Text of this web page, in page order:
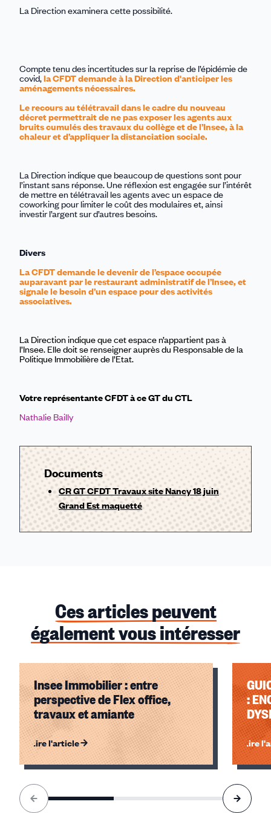
La Direction examinera cette possibilité.
Compte tenu des incertitudes sur la reprise de l’épidémie de
covid,la CFDT demande à laDirection d'anticiper les
aménagements nécessaires.
Le recours au télétravail dans le cadre du nouveau
décret permettrait de ne pas exposer les agents aux
bruits cumulés des travaux du collège et de l’Insee, à la
chaleur et d’appliquer la distanciation sociale.
La Direction indique que beaucoup de questions sont pour
l’instant sans réponse. Une réflexion est engagée sur l’intérêt
de mettre en télétravail les agents avec un espace de
coworking pour limiter le coût des modulaires et, ainsi
investir l’argent sur d’autres besoins.
Divers
La CFDT demande le devenir de l’espace occupée
auparavant par le restaurant administratif de l’Insee, et
signale le besoin d’un espace pour des activités
associatives.
La Direction indique que cet espace n’appartient pas à
l’Insee. Elle doit se renseigner auprès du Responsable de la
Politique Immobilière de l’Etat.
Votre représentante CFDT à ce GT du CTL
Nathalie Bailly
Documents
CR GT CFDT Travaux site Nancy 18 juin
Grand Est maquetté
Ces articles peuvent
également vous intéresser
Insee Immobilier : entre
perspective de Flex office,
travaux et amiante
Lire l'article
:
Lire